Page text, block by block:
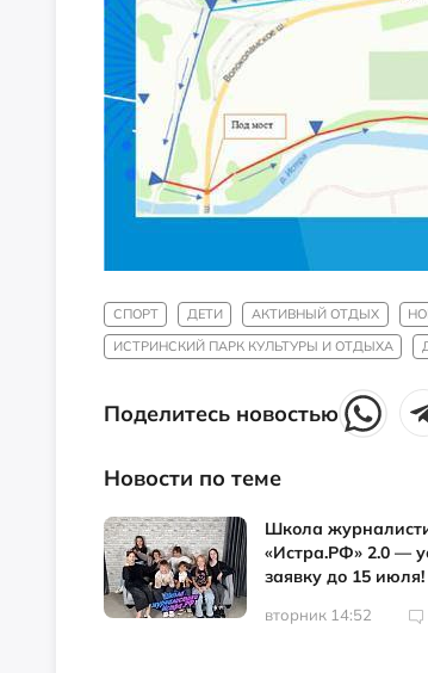
СПОРТ ДЕТИ АКТИВНЫЙ ОТДЫХ
ИСТРИНСКИЙ ПАРК КУЛЬТУРЫ И ОТДЫХА
Поделитесь новостью
Новости по теме
Школа
«Истра.РФ» 2.0 —
заявку до 15 июля!
вторник 14:52